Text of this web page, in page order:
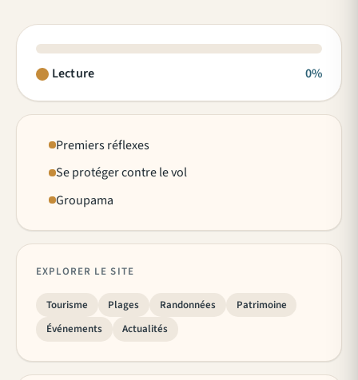
Lecture 0%
Premiers réflexes
Se protéger contre le vol
Groupama
EXPLORER LE SITE
Tourisme Plages Randonnées
Patrimoine
Événements
Actualités